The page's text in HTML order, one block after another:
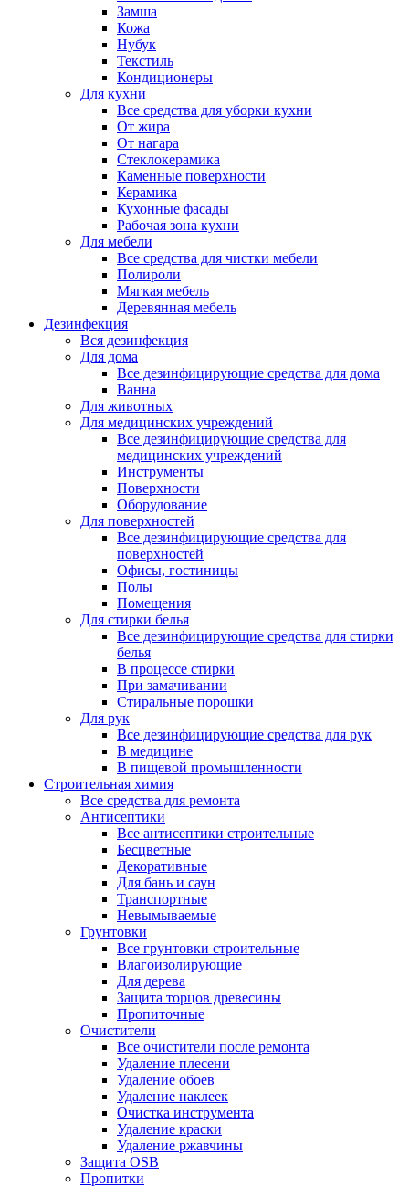
Замша
Кожа
Нубук
Текстиль
Кондиционеры
Для кухни
Все средства для уборки кухни
От жира
От нагара
Стеклокерамика
Каменные поверхности
Керамика
Кухонные фасады
Рабочая зона кухни
Для мебели
Все средства для чистки мебели
Полироли
Мягкая мебель
Деревянная мебель
Дезинфекция
Вся дезинфекция
Для дома
Все дезинфицирующие средства для дома
Ванна
Для животных
Для медицинских учреждений
Все дезинфицирующие средства для
медицинских учреждений
Инструменты
Поверхности
Оборудование
Для поверхностей
Все дезинфицирующие средства для
поверхностей
Офисы, гостиницы
Полы
Помещения
Для стирки белья
Все дезинфицирующие средства для стирки
белья
В процессе стирки
При замачивании
Стиральные порошки
Для рук
Все дезинфицирующие средства для рук
В медицине
В пищевой промышленности
Строительная химия
Все средства для ремонта
Антисептики
Все антисептики строительные
Бесцветные
Декоративные
Для бань и саун
Транспортные
Невымываемые
Грунтовки
Все грунтовки строительные
Влагоизолирующие
Для дерева
Защита торцов древесины
Пропиточные
Очистители
Все очистители после ремонта
Удаление плесени
Удаление обоев
Удаление наклеек
Очистка инструмента
Удаление краски
Удаление ржавчины
Защита OSB
Пропитки